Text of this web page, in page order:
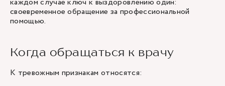
своевременное обращение за профессиональной
помощью.
Когда обращаться к врачу
К тревожным признакам относятся: